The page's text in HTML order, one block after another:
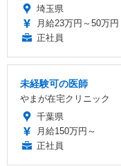
埼玉県
月給23万円～50万円
正社員
未経験可の医師
やまが在宅クリニック
千葉県
月給150万円～
正社員